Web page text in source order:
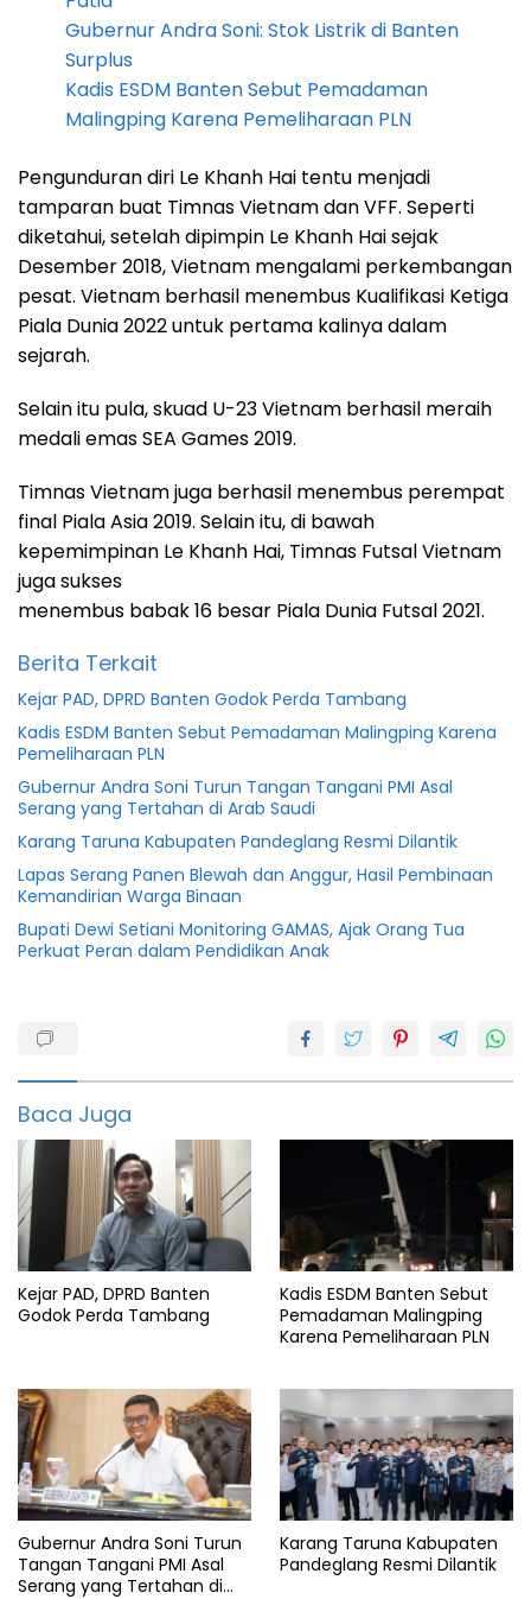
Gubernur Andra Soni: Stok Listrik di Banten
Surplus
Kadis ESDM Banten Sebut Pemadaman
Malingping Karena Pemeliharaan PLN
Pengunduran diri Le Khanh Hai tentu menjadi
tamparan buat Timnas Vietnam dan VFF. Seperti
diketahui, setelah dipimpin Le Khanh Hai sejak
Desember 2018, Vietnam mengalami perkembangan
pesat. Vietnam berhasil menembus Kualifikasi Ketiga
Piala Dunia 2022 untuk pertama kalinya dalam
sejarah.
Selain itu pula, skuad U-23 Vietnam berhasil meraih
medali emas SEA Games 2019.
Timnas Vietnam juga berhasil menembus perempat
final Piala Asia 2019. Selain itu, di bawah
kepemimpinan Le Khanh Hai, Timnas Futsal Vietnam
juga sukses
menembus babak 16 besar Piala Dunia Futsal 2021.
Berita Terkait
Kejar PAD, DPRD Banten Godok Perda Tambang
Kadis ESDM Banten Sebut Pemadaman Malingping Karena
Pemeliharaan PLN
Gubernur Andra Soni Turun Tangan Tangani PMI Asal
Serang yang Tertahan di Arab Saudi
Karang Taruna Kabupaten Pandeglang Resmi Dilantik
Lapas Serang Panen Blewah dan Anggur, Hasil Pembinaan
Kemandirian Warga Binaan
Bupati Dewi Setiani Monitoring GAMAS, Ajak Orang Tua
Perkuat Peran dalam Pendidikan Anak
Bola
Brita
Diri
featured
Kalah
Presiden
Sepak
Terkini
Vietnam
Baca Juga
Kejar PAD, DPRD Banten
Godok Perda Tambang
Kadis ESDM Banten Sebut
Pemadaman Malingping
Karena Pemeliharaan PLN
Gubernur Andra Soni Turun
Tangan Tangani PMI Asal
Serang yang Tertahan di
Karang Taruna Kabupaten
Pandeglang Resmi Dilantik